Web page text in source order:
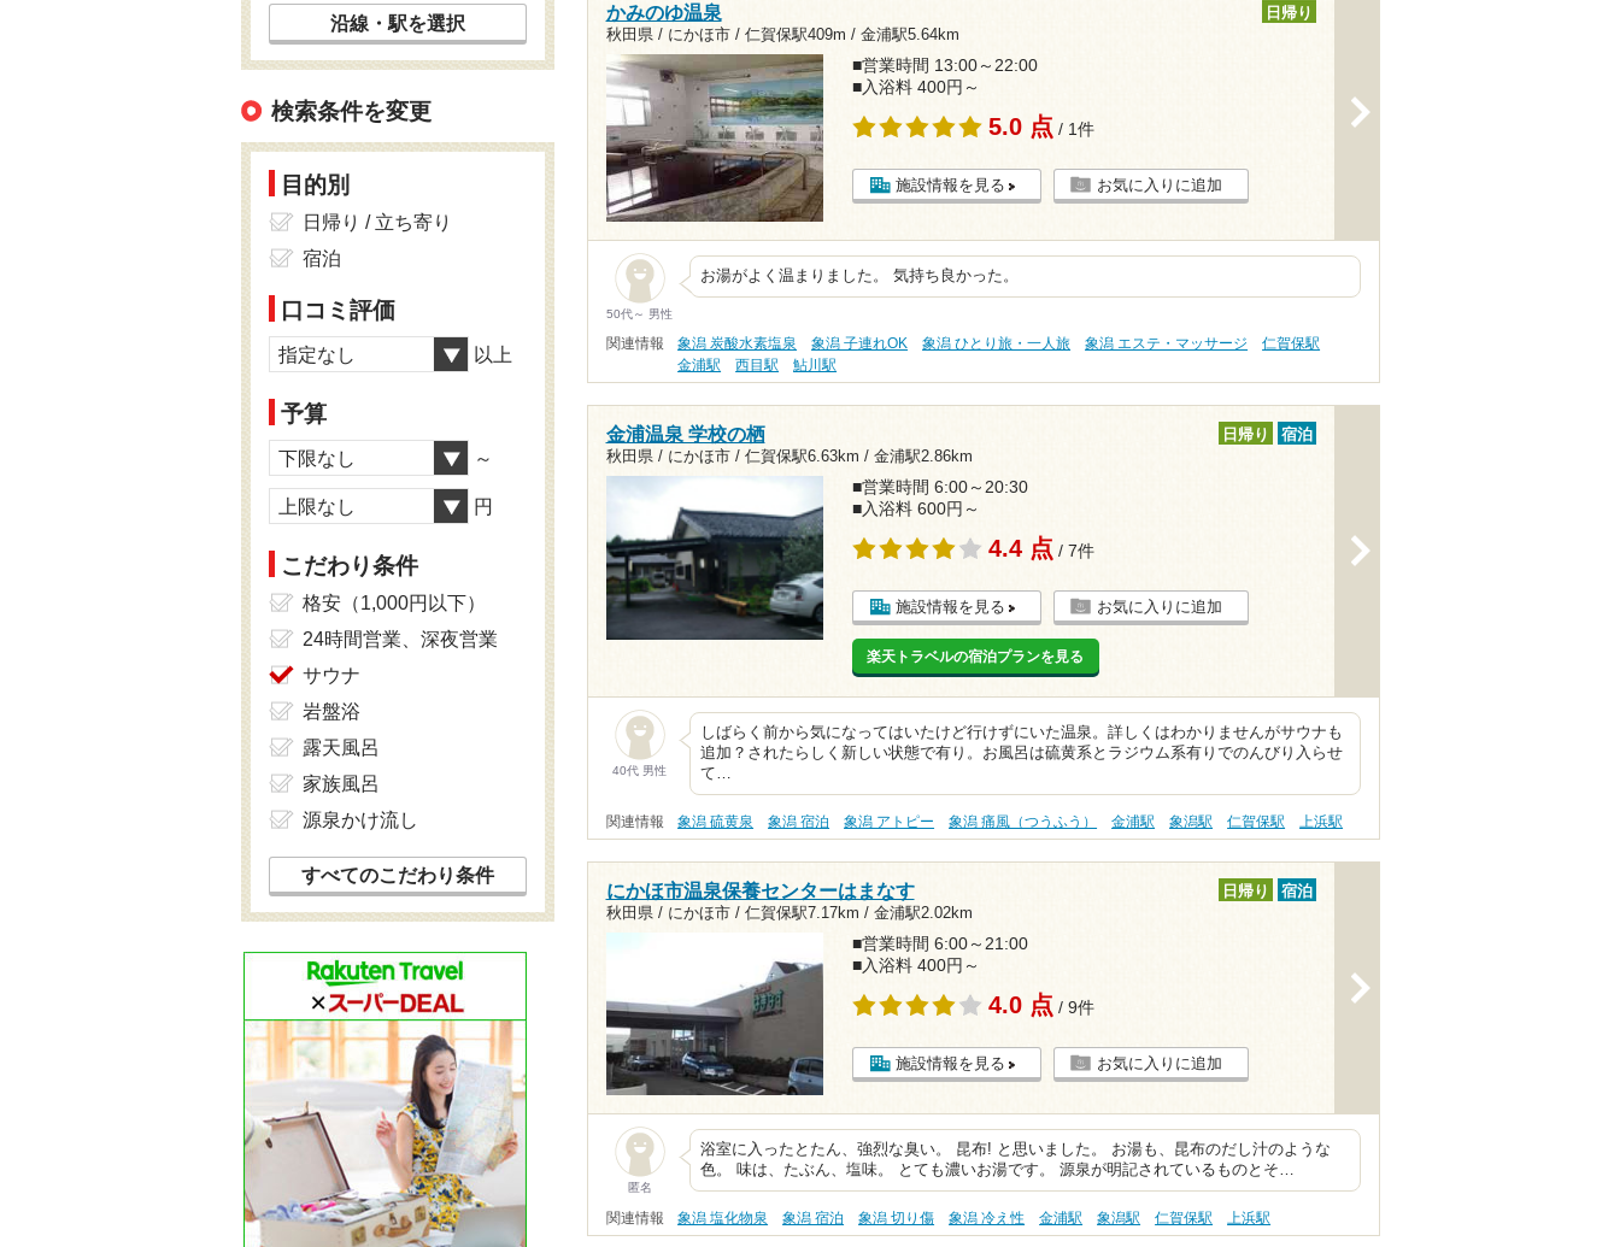
かみのゆ温泉
秋田県 / にかほ市 / 仁賀保駅409m / 金浦駅5.64km
日帰り
■営業時間 13:00～22:00
■入浴料 400円～
5.0 点 / 1件
施設情報を見る お気に入りに追加
50代～ 男性
お湯がよく温まりました。 気持ち良かった。
関連情報 象潟 炭酸水素塩泉 象潟 子連れOK 象潟 ひとり旅・一人旅 象潟 エステ・マッサージ
仁賀保駅
金浦駅
西目駅 鮎川駅
金浦温泉 学校の栖
秋田県 / にかほ市 / 仁賀保駅6.63km / 金浦駅2.86km
日帰り 宿泊
■営業時間 6:00～20:30
■入浴料 600円～
4.4 点 / 7件
施設情報を見る お気に入りに追加
楽天トラベルの宿泊プランを見る
40代 男性
しばらく前から気になってはいたけど行けずにいた温泉。詳しくはわかりませんがサウナも
追加？されたらしく新しい状態で有り。お風呂は硫黄系とラジウム系有りでのんびり入らせ
て…
関連情報 象潟 硫黄泉 象潟 宿泊 象潟 アトピー 象潟 痛風（つうふう） 金浦駅 象潟駅 仁賀保駅 上浜駅
にかほ市温泉保養センターはまなす
秋田県 / にかほ市 / 仁賀保駅7.17km / 金浦駅2.02km
日帰り 宿泊
■営業時間 6:00～21:00
■入浴料 400円～
4.0 点 / 9件
施設情報を見る お気に入りに追加
匿名
浴室に入ったとたん、強烈な臭い。 昆布! と思いました。 お湯も、昆布のだし汁のような
色。 味は、たぶん、塩味。 とても濃いお湯です。 源泉が明記されているものとそ…
関連情報 象潟 塩化物泉 象潟 宿泊 象潟 切り傷 象潟 冷え性 金浦駅 象潟駅 仁賀保駅 上浜駅
沿線・駅を選択
検索条件を変更
目的別
日帰り / 立ち寄り
宿泊
口コミ評価
指定なし 以上
予算
下限なし ～
上限なし 円
こだわり条件
格安（1,000円以下）
24時間営業、深夜営業
サウナ
岩盤浴
露天風呂
家族風呂
源泉かけ流し
すべてのこだわり条件